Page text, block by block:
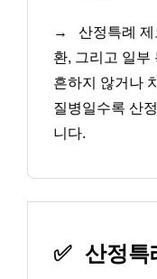
→
산정특례
환, 그리고 일부
흔하지 않거나
질병일수록 산
니다.
✅ 산정특